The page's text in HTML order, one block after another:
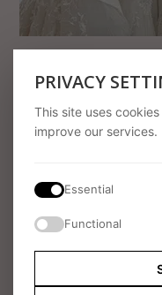
LATEST POSTS
烏夫頓莊
PRIVACY
This site uses
improve our services.
Essential
Functional